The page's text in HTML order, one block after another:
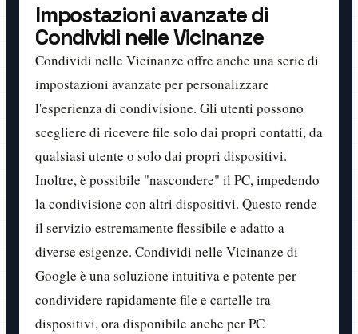
Impostazioni avanzate di
Condividi nelle Vicinanze
Condividi nelle Vicinanze offre anche una serie di
impostazioni avanzate per personalizzare
l'esperienza di condivisione. Gli utenti possono
scegliere di ricevere file solo dai propri contatti, da
qualsiasi utente o solo dai propri dispositivi.
Inoltre, è possibile "nascondere" il PC, impedendo
la condivisione con altri dispositivi. Questo rende
il servizio estremamente flessibile e adatto a
diverse esigenze. Condividi nelle Vicinanze di
Google è una soluzione intuitiva e potente per
condividere rapidamente file e cartelle tra
dispositivi, ora disponibile anche per PC